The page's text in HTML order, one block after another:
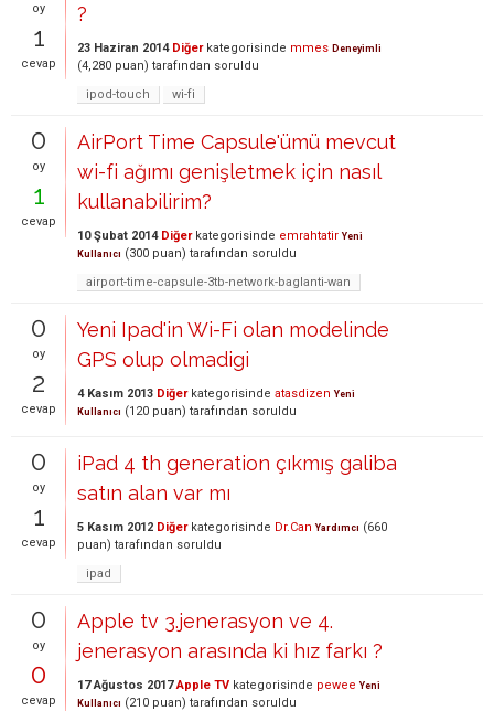
oy
1
cevap
?
23 Haziran 2014 Diğerkategorisinde mmes Deneyimli
(4,280 puan) tarafından soruldu
ipod-touch
wi-fi
0
oy
1
cevap
AirPort Time Capsule'ümü mevcut
wi-fi ağımı genişletmek için nasıl
kullanabilirim?
10 Şubat 2014 Diğerkategorisinde emrahtatir Yeni
Kullanıcı (300 puan) tarafından soruldu
airport-time-capsule-3tb-network-baglanti-wan
0
oy
2
cevap
Yeni Ipad'in Wi-Fi olan modelinde
GPS olup olmadigi
4 Kasım 2013 Diğerkategorisinde atasdizen Yeni
Kullanıcı (120 puan) tarafından soruldu
0
oy
1
cevap
iPad 4 th generation çıkmış galiba
satın alan var mı
5 Kasım 2012 Diğerkategorisinde Dr.Can Yardımcı (660
puan) tarafından soruldu
ipad
0
oy
0
cevap
Apple tv 3.jenerasyon ve 4.
jenerasyon arasında ki hız farkı ?
17 Ağustos 2017 Apple TV kategorisinde pewee Yeni
Kullanıcı (210 puan) tarafından soruldu